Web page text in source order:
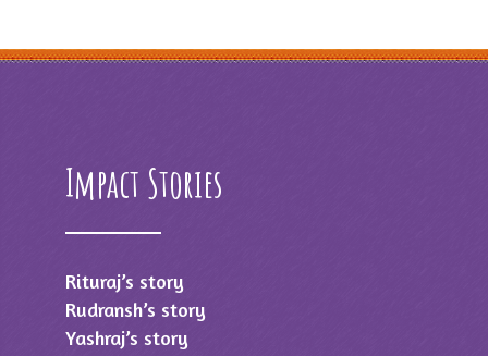
Impact Stories
Rituraj’s story
Rudransh’s story
Yashraj’s story